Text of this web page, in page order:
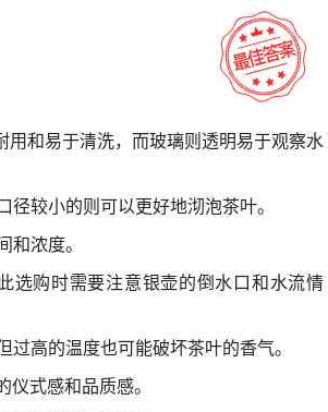
和易于清洗，而玻璃则透明易于观察水
较小的则可以更好地沏泡茶叶。
浓度。
选购时需要注意银壶的倒水口和水流情
高的温度也可能破坏茶叶的香气。
式感和品质感。